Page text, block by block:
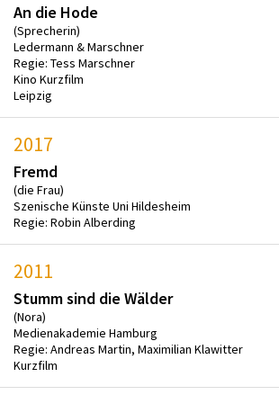
An die Hode
(Sprecherin)
Ledermann & Marschner
Regie: Tess Marschner
Kino Kurzfilm
Leipzig
2017
Fremd
(die Frau)
Szenische Künste Uni Hildesheim
Regie: Robin Alberding
2011
Stumm sind die Wälder
(Nora)
Medienakademie Hamburg
Regie: Andreas Martin, Maximilian Klawitter
Kurzfilm